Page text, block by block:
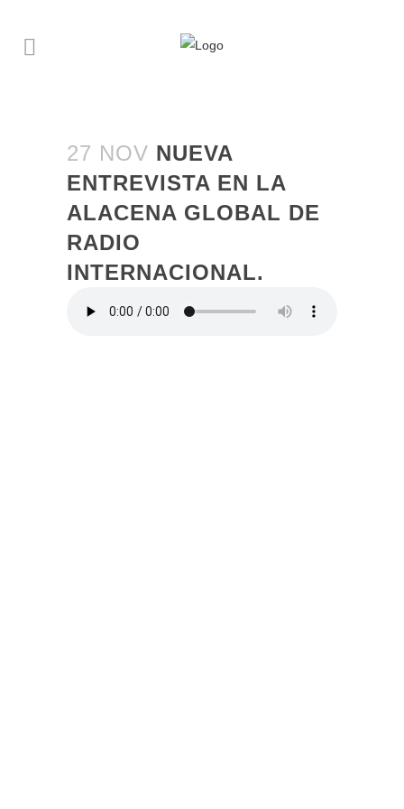
27 NOV NUEVA
ENTREVISTA EN LA
ALACENA GLOBAL DE
RADIO
INTERNACIONAL.